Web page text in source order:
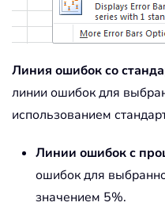
Линия ошибок со
линии ошибок для
использованием
Линии ошибок с
ошибок для
значением 5%.